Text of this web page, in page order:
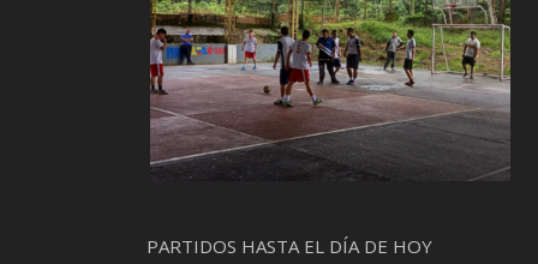
PARTIDOS HASTA EL DÍA DE HOY